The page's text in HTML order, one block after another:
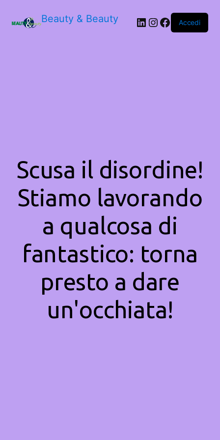
Beauty & Beauty LinkedIn
Instagram
Facebook
Accedi
Scusa il disordine!
Stiamo lavorando
a qualcosa di
fantastico: torna
presto a dare
un'occhiata!